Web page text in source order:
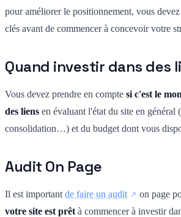
pour améliorer le positionnement, vous
clés avant de commencer à concevoir votre
Quand investir dans des
Vous devez prendre en compte si c'est le
des liens en évaluant l'état du site en général
consolidation…) et du budget dont vous
Audit On Page
Il est important de faire un audit on page
votre site est prêt à commencer à investir